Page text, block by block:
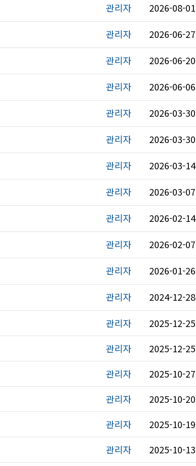
관리자 2026-08-01
관리자 2026-06-27
관리자 2026-06-20
관리자 2026-06-06
관리자 2026-03-30
관리자 2026-03-30
관리자 2026-03-14
관리자 2026-03-07
관리자 2026-02-14
관리자 2026-02-07
관리자 2026-01-26
관리자 2024-12-28
관리자 2025-12-25
관리자 2025-12-25
관리자 2025-10-27
관리자 2025-10-20
관리자 2025-10-19
관리자 2025-10-13